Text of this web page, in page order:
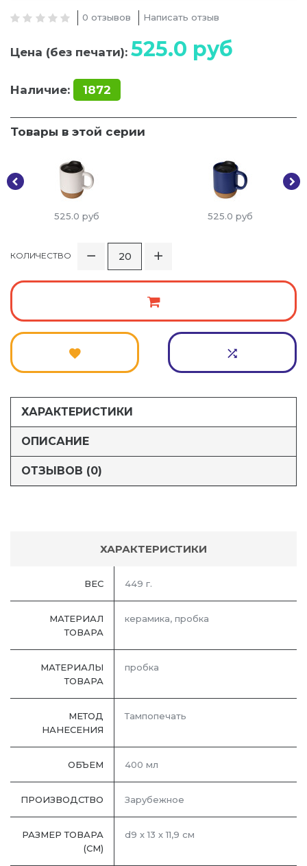
0 отзывов Написать отзыв
Цена (без печати): 525.0 руб
Наличие: 1872
Товары в этой серии
525.0 руб 525.0 руб
КОЛИЧЕСТВО
ХАРАКТЕРИСТИКИ
ОПИСАНИЕ
ОТЗЫВОВ (0)
ХАРАКТЕРИСТИКИ
ВЕС 449 г.
МАТЕРИАЛ
ТОВАРА
керамика, пробка
МАТЕРИАЛЫ
ТОВАРА
пробка
МЕТОД
НАНЕСЕНИЯ
Тампопечать
ОБЪЕМ 400 мл
ПРОИЗВОДСТВО Зарубежное
РАЗМЕР ТОВАРА
(СМ)
d9 х 13 х 11,9 см